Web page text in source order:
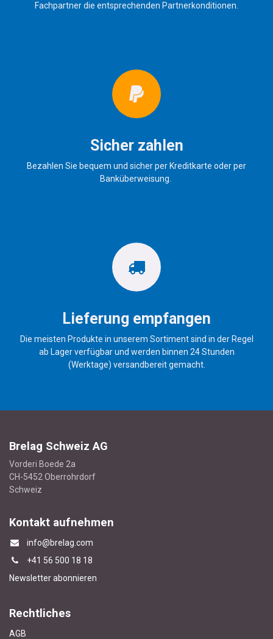
Fachpartner die entsprechenden Partnerkonditionen.
Sicher zahlen
Bezahlen Sie bequem und sicher per Kreditkarte oder per
Banküberweisung.
Lieferung empfangen
Die meisten Produkte in unserem Sortiment sind in der Regel
ab Lager verfügbar und werden binnen 24 Stunden
(Werktage) versandbereit gemacht.
Brelag Schweiz AG
Vorderi Boede 2a
CH-5452 Oberrohrdorf
Schweiz
Kontakt aufnehmen
info@brelag.com
+41 56 500 18 18
Newsletter abonnieren
Rechtliches
AGB